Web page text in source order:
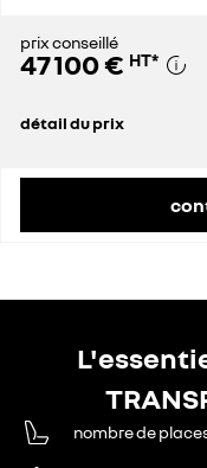
prix conseillé
47 100 € HT*
détail du prix
nombre de